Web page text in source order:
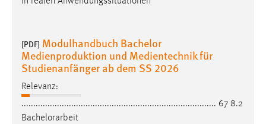
[PDF] Modulhandbuch Bachelor
Medienproduktion und Medientechnik für
Studienanfänger ab dem SS 2026
Relevanz:
.................................................................................. 67 8.2
Bachelorarbeit
Chat
Name:
MibewSessionID, MIBEW_UserID, mibew_locale, mibew-
chat-frame-style-5e9dbeb1811c0446